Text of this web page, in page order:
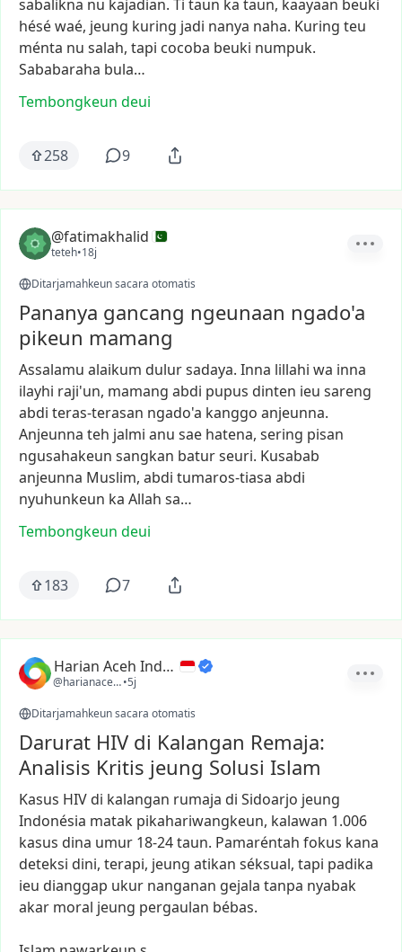
sabalikna nu kajadian. Ti taun ka taun, kaayaan beuki
héséwaé, jeung kuring jadi nanya naha. Kuring teu
ménta nu salah, tapi cocoba beuki numpuk.
Sababaraha bula…
Tembongkeun deui
258 9
@fatimakhalid
teteh•18j
Ditarjamahkeun sacara otomatis
Pananya gancang ngeunaan ngado'a
pikeun mamang
Assalamu alaikum dulursadaya. Inna lillahi wa inna
ilayhi raji'un, mamang abdi pupus dinten ieu sareng
abdi teras-terasan ngado'a kanggo anjeunna.
Anjeunna teh jalmi anu sae hatena, sering pisan
ngusahakeun sangkan baturseuri. Kusabab
anjeunna Muslim, abdi tumaros-tiasa abdi
nyuhunkeun ka Allah sa…
Tembongkeun deui
183 7
Harian Aceh Indonesia
@harianacehindonesia
•5j
Ditarjamahkeun sacara otomatis
Darurat HIV di Kalangan Remaja:
Analisis Kritis jeung Solusi Islam
Kasus HIV di kalangan rumaja di Sidoarjo jeung
Indonésia matak pikahariwangkeun, kalawan 1.006
kasus dina umur 18-24taun. Pamaréntah fokus kana
deteksi dini, terapi, jeung atikan séksual, tapi padika
ieu dianggap ukur nanganan gejala tanpa nyabak
akar moral jeung pergaulan bébas.